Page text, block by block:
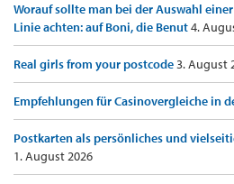
Worauf sollte man bei der Auswahl
Linie achten: auf Boni, die Benut4.
Real girls from your postcode3. August
Empfehlungen für Casinovergleiche in
Postkarten als persönliches und
1. August 2026